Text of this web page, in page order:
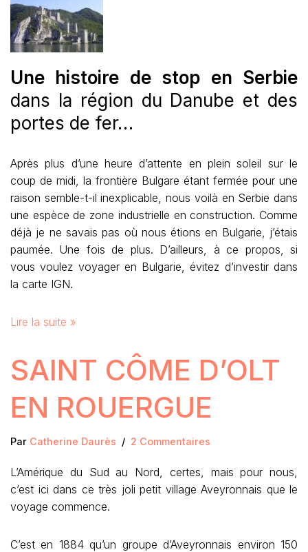
Une histoire de stop en Serbie
dans la région du Danube et des
portes de fer…
Après plus d’une heure d’attente en plein soleil sur le
coup de midi, la frontière Bulgare étant fermée pour une
raison semble-t-il inexplicable, nous voilà en Serbie dans
une espèce de zone industrielle en construction. Comme
déjà je ne savais pas où nous étions en Bulgarie, j’étais
paumée. Une fois de plus. D’ailleurs, à ce propos, si
vous voulez voyager en Bulgarie, évitez d’investir dans
la carte IGN.
Lire la suite »
SAINT CÔME D’OLT
EN ROUERGUE
Par Catherine Daurès 2 Commentaires
L’Amérique du Sud au Nord, certes, mais pour nous,
c’est ici dans ce très joli petit village Aveyronnais que le
voyage commence.
C’est en 1884 qu’un groupe d’Aveyronnais environ 150